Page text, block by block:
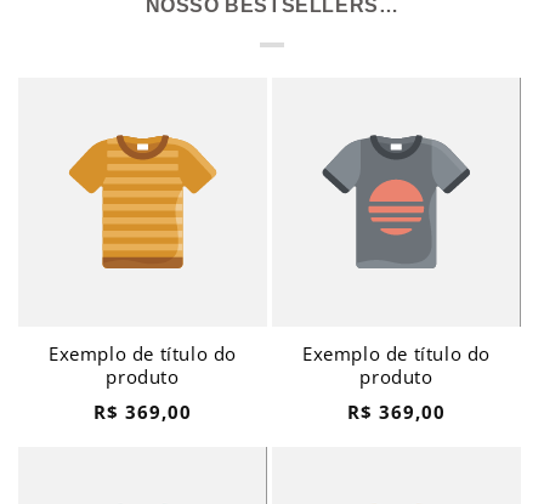
NOSSO BESTSELLERS…
Exemplo de título do
produto
Preço
R$ 369,00
Exemplo de título do
produto
Preço
R$ 369,00